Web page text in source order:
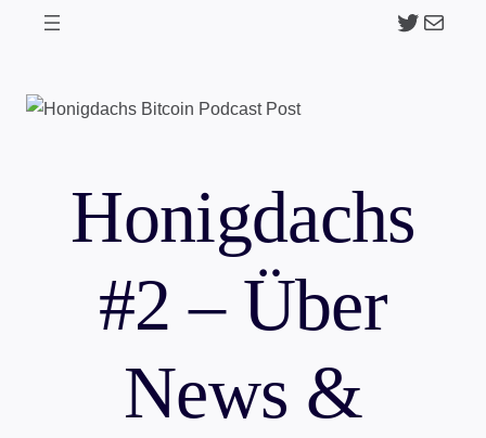
Twitter
The
Honigdachs
#2 – Über
News &